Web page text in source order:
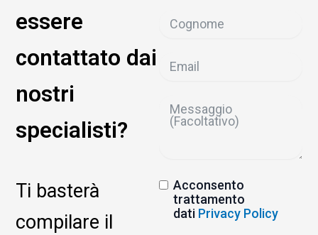
essere
contattato dai
nostri
specialisti?
Ti basterà
compilare il
Acconsento
trattamento
dati Privacy Policy